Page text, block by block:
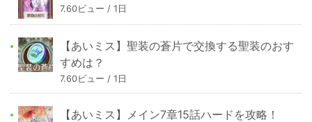
7.60ビュー / 1日
【あいミス】聖装の蒼片で交換する聖装のおす
すめは？
7.60ビュー / 1日
【あいミス】メイン7章15話ハードを攻略！